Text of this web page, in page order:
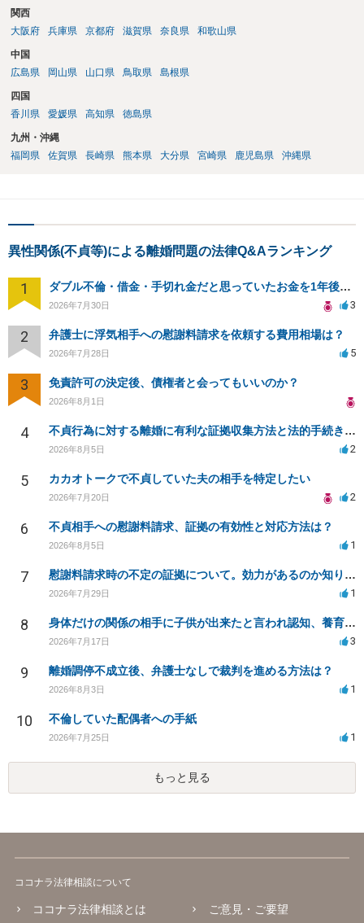
関西
大阪府
兵庫県 京都府 滋賀県 奈良県 和歌山県
中国
広島県
岡山県 山口県 鳥取県 島根県
四国
香川県
愛媛県 高知県 徳島県
九州・沖縄
福岡県
佐賀県 長崎県 熊本県 大分県 宮崎県 鹿児島県 沖縄県
異性関係(不貞等)による離婚問題の法律Q&Aランキング
1 ダブル不倫・借金・手切れ金だと思っていたお金を1年後いまさら脅迫罪として通知書が来てまとめて請求
2026年7月30日 3
2 弁護士に浮気相手への慰謝料請求を依頼する費用相場は？
2026年7月28日 5
3 免責許可の決定後、債権者と会ってもいいのか？
2026年8月1日
4 不貞行為に対する離婚に有利な証拠収集方法と法的手続きについて
2026年8月5日 2
5 カカオトークで不貞していた夫の相手を特定したい
2026年7月20日 2
6 不貞相手への慰謝料請求、証拠の有効性と対応方法は？
2026年8月5日 1
7 慰謝料請求時の不定の証拠について。効力があるのか知りたい。
2026年7月29日 1
8 身体だけの関係の相手に子供が出来たと言われ認知、養育費を要求されているが自身の子供か分からない
2026年7月17日 3
9 離婚調停不成立後、弁護士なしで裁判を進める方法は？
2026年8月3日 1
10 不倫していた配偶者への手紙
2026年7月25日 1
もっと見る
ココナラ法律相談について
ココナラ法律相談とは ご意見・ご要望